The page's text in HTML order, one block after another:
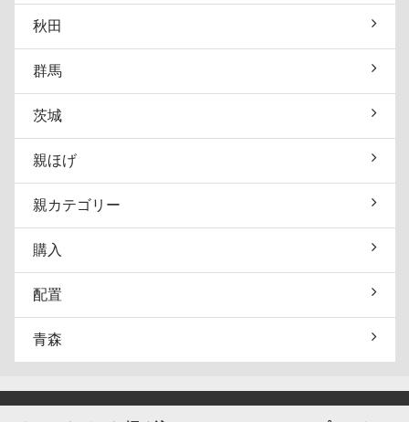
秋田
群馬
茨城
親ほげ
親カテゴリー
購入
配置
青森